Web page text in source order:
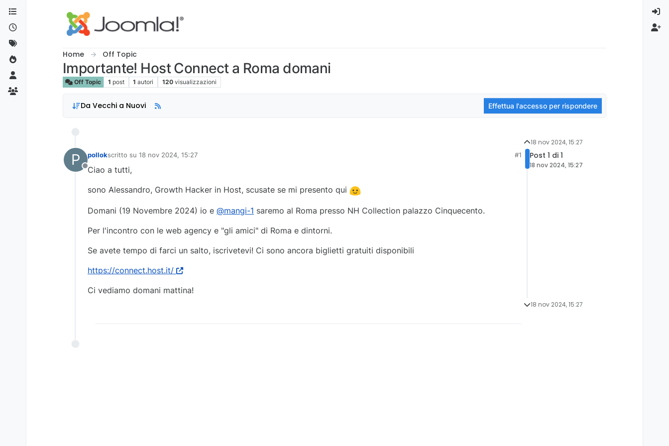
Salta al contenuto
Home Off Topic
Importante! Host Connect a Roma domani
Off Topic 1 post 1 autori 120 visualizzazioni
Da Vecchi a Nuovi Effettua l'accesso per rispondere
P
Non in linea
pollokscritto su 18 nov 2024, 15:27
ultima modifica di
#1
Ciao a tutti,
sono Alessandro, Growth Hacker in Host, scusate se mi presento qui
Domani (19 Novembre 2024) io e @mangi-1 saremo al Roma presso NH Collection palazzo Cinquecento.
Per l'incontro con le web agency e "gli amici" di Roma e dintorni.
Se avete tempo di farci un salto, iscrivetevi! Ci sono ancora biglietti gratuiti disponibili
https://connect.host.it/
Ci vediamo domani mattina!
18 nov 2024, 15:27
Post 1 di 1
18 nov 2024, 15:27
18 nov 2024, 15:27